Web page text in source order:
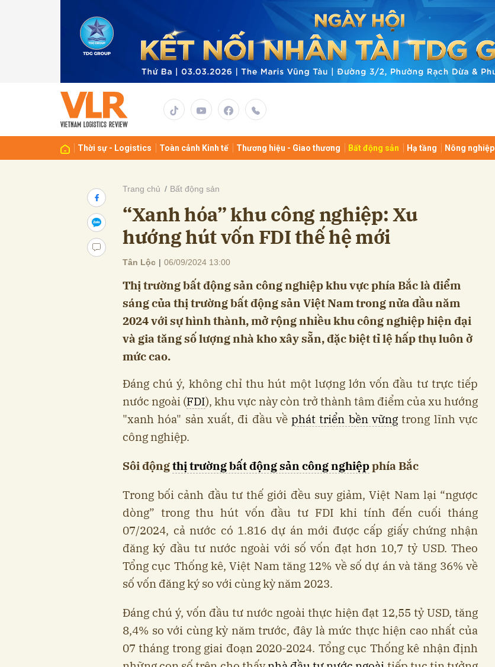
Thời sự - Logistics Toàn cảnh Kinh tế Thương hiệu - Giao thương Bất động sản Hạ tầng Nông nghiệp
Trang chủ Bất động sản
“Xanh hóa” khu công nghiệp: Xu
hướng hút vốn FDI thế hệ mới
Tân Lộc | 06/09/2024 13:00
Thị trường bất động sản công nghiệp khu vực phía Bắc là điểm
sáng của thị trường bất động sản Việt Nam trong nửa đầu năm
2024 với sự hình thành, mở rộng nhiều khu công nghiệp hiện đại
và gia tăng số lượng nhà kho xây sẵn, đặc biệt tỉ lệ hấp thụ luôn ở
mức cao.
Đáng chú ý, không chỉ thu hút một lượng lớn vốn đầu tư trực tiếp
nước ngoài (FDI), khu vực này còn trở thành tâm điểm của xu hướng
"xanh hóa" sản xuất, đi đầu vềphát triển bền vững trong lĩnh vực
công nghiệp.
Sôi độngthị trường bất động sản công nghiệpphía Bắc
Trong bối cảnh đầu tư thế giới đều suy giảm, Việt Nam lại “ngược
dòng” trong thu hút vốn đầu tư FDI khi tính đến cuối tháng
07/2024, cả nước có 1.816 dự án mới được cấp giấy chứng nhận
đăng ký đầu tư nước ngoài với số vốn đạt hơn 10,7 tỷ USD. Theo
Tổng cục Thống kê, Việt Nam tăng 12% về số dự án và tăng 36% về
số vốn đăng ký so với cùng kỳ năm 2023.
Đáng chú ý, vốn đầu tư nước ngoài thực hiện đạt 12,55 tỷ USD, tăng
8,4% so với cùng kỳ năm trước, đây là mức thực hiện cao nhất của
07 tháng trong giai đoạn 2020-2024. Tổng cục Thống kê nhận định
Gửi bình luận